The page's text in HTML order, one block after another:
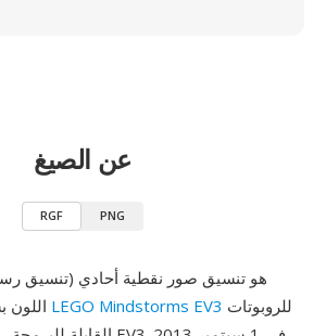
عن الصيغ
RGF PNG
LEGO Mindstorms EV3